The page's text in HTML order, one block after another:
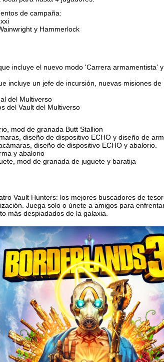
de campaña:
y Hammerlock
incluye el nuevo modo 'Carrera armamentista'
incluye un jefe de incursión, nuevas misiones
del Multiverso
del Vault del Multiverso
mod de granada Butt Stallion
diseño de dispositivo ECHO y diseño de
diseño de dispositivo ECHO y abalorio.
y abalorio
mod de granada de juguete y baratija
Vault Hunters: los mejores buscadores de
Juega solo o únete a amigos para
más despiadados de la galaxia.